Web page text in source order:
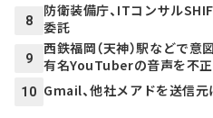
8
防衛装備庁、ITコンサル
委託
9
西鉄福岡（天神）駅などで
有名YouTuberの音声を不
10 Gmail、他社メアドを送信